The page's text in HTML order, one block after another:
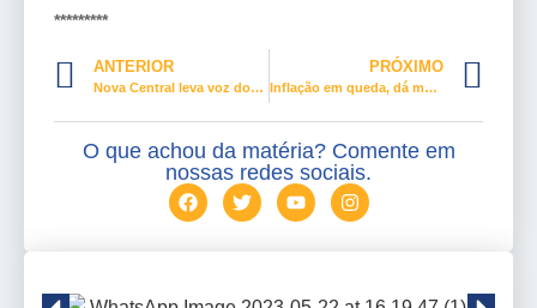
*********
ANTERIOR
Nova Central leva voz dos trabalhadores à COP-30 em Belém
PRÓXIMO
Inflação em queda, dá mais poder de compra ao trabalhador
O que achou da matéria? Comente em
nossas redes sociais.